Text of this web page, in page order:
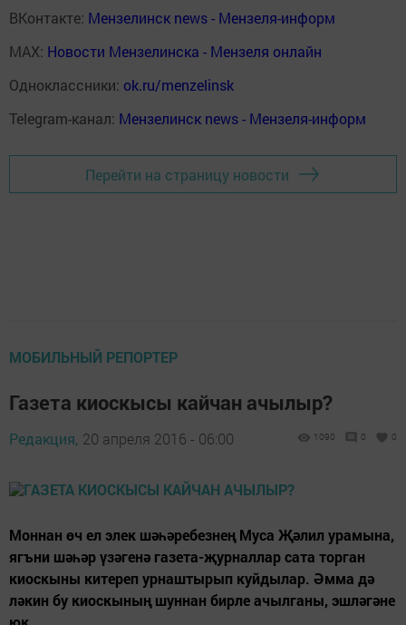
ВКонтакте: Мензелинск news - Мензеля-информ
MAX: Новости Мензелинска - Мензеля онлайн
Одноклассники: ok.ru/menzelinsk
Telegram-канал: Мензелинск news - Мензеля-информ
Перейти на страницу новости
МОБИЛЬНЫЙ РЕПОРТЕР
Газета киоскысы кайчан ачылыр?
Редакция, 20 апреля 2016 - 06:00 1090 0 0
Моннан өч ел элек шәһәребезнең Муса Җәлил урамына,
ягъни шәһәр үзәгенә газета-җурналлар сата торган
киоскыны китереп урнаштырып куйдылар. Әмма дә
ләкин бу киоскының шуннан бирле ачылганы, эшләгәне